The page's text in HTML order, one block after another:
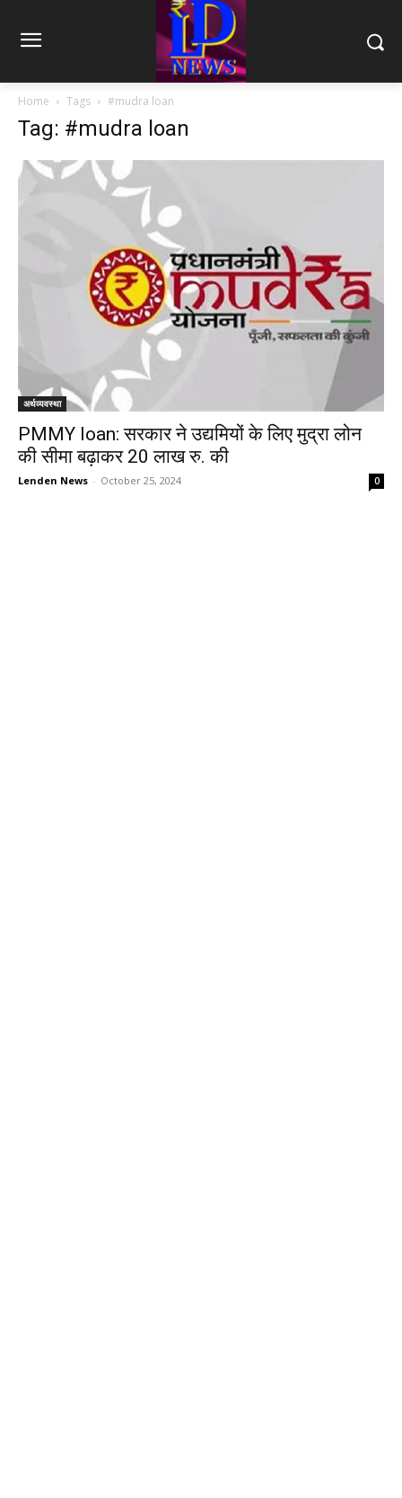
Home Tags #mudra loan
Tag: #mudra loan
अर्थव्यवस्था
PMMY loan: सरकार ने उद्यमियों के लिए मुद्रा लोन
की सीमा बढ़ाकर 20 लाख रु. की
Lenden News - October 25, 2024 0